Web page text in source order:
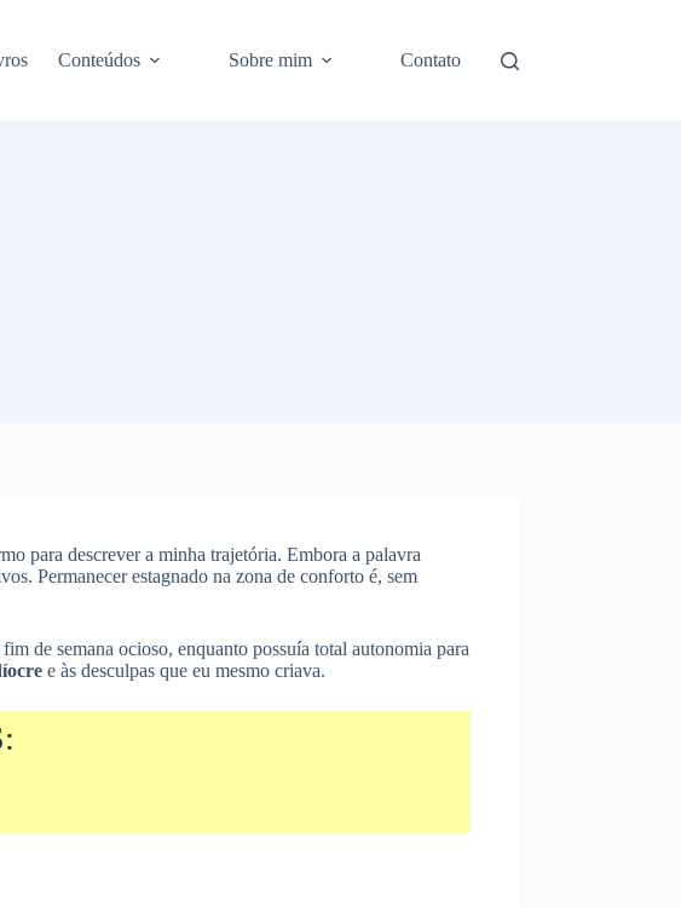
Conteúdos Sobre mim Contato
para descrever a minha trajetória. Embora a palavra
Permanecer estagnado na zona de conforto é, sem
de semana ocioso, enquanto possuía total autonomia para
e às desculpas que eu mesmo criava.